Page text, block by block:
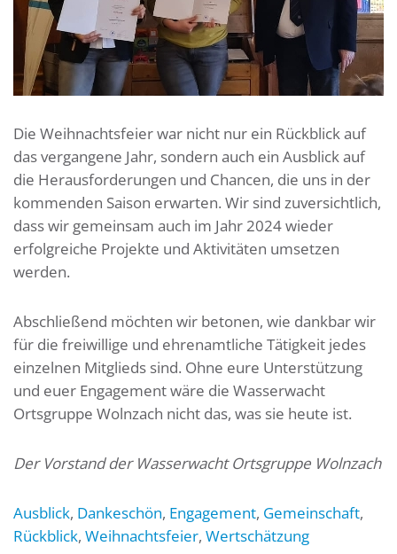
Die Weihnachtsfeier war nicht nur ein Rückblick auf
das vergangene Jahr, sondern auch ein Ausblick auf
die Herausforderungen und Chancen, die uns in der
kommenden Saison erwarten. Wir sind zuversichtlich,
dass wir gemeinsam auch im Jahr 2024 wieder
erfolgreiche Projekte und Aktivitäten umsetzen
werden.
Abschließend möchten wir betonen, wie dankbar wir
für die freiwillige und ehrenamtliche Tätigkeit jedes
einzelnen Mitglieds sind. Ohne eure Unterstützung
und euer Engagement wäre die Wasserwacht
Ortsgruppe Wolnzach nicht das, was sie heute ist.
Der Vorstand der Wasserwacht Ortsgruppe Wolnzach
Ausblick, Dankeschön, Engagement, Gemeinschaft,
Rückblick, Weihnachtsfeier, Wertschätzung